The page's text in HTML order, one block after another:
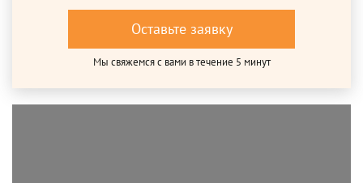
Оставьте заявку
Мы свяжемся с вами в течение 5 минут